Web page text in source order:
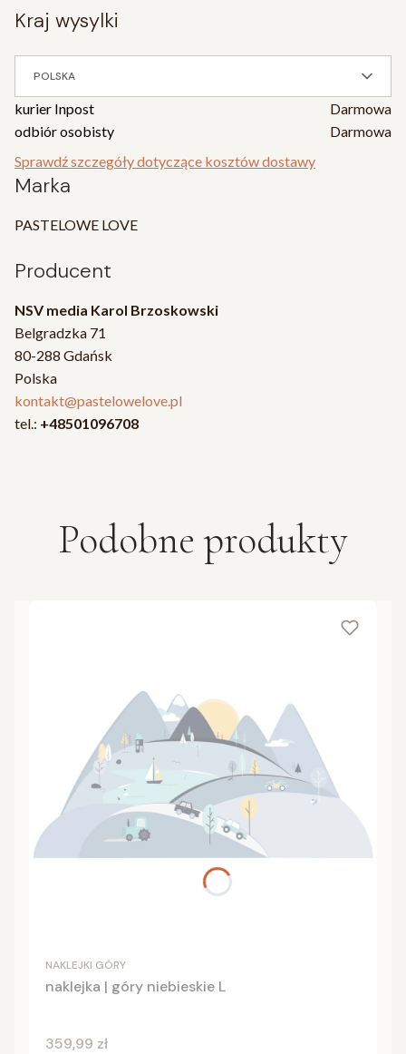
kraj wysylki
POLSKA
kurier Inpost
Darmowa
odbiór osobisty
Darmowa
Sprawdź szczegóły dotyczące kosztów dostawy
Marka
PASTELOWE LOVE
Producent
NSV media Karol Brzoskowski
Belgradzka 71
80-288 Gdańsk
Polska
kontakt@pastelowelove.pl
tel.: +48501096708
Podobne produkty
NAKLEJKI GÓRY
naklejka | góry niebieskie L
Cena
359,99 zł